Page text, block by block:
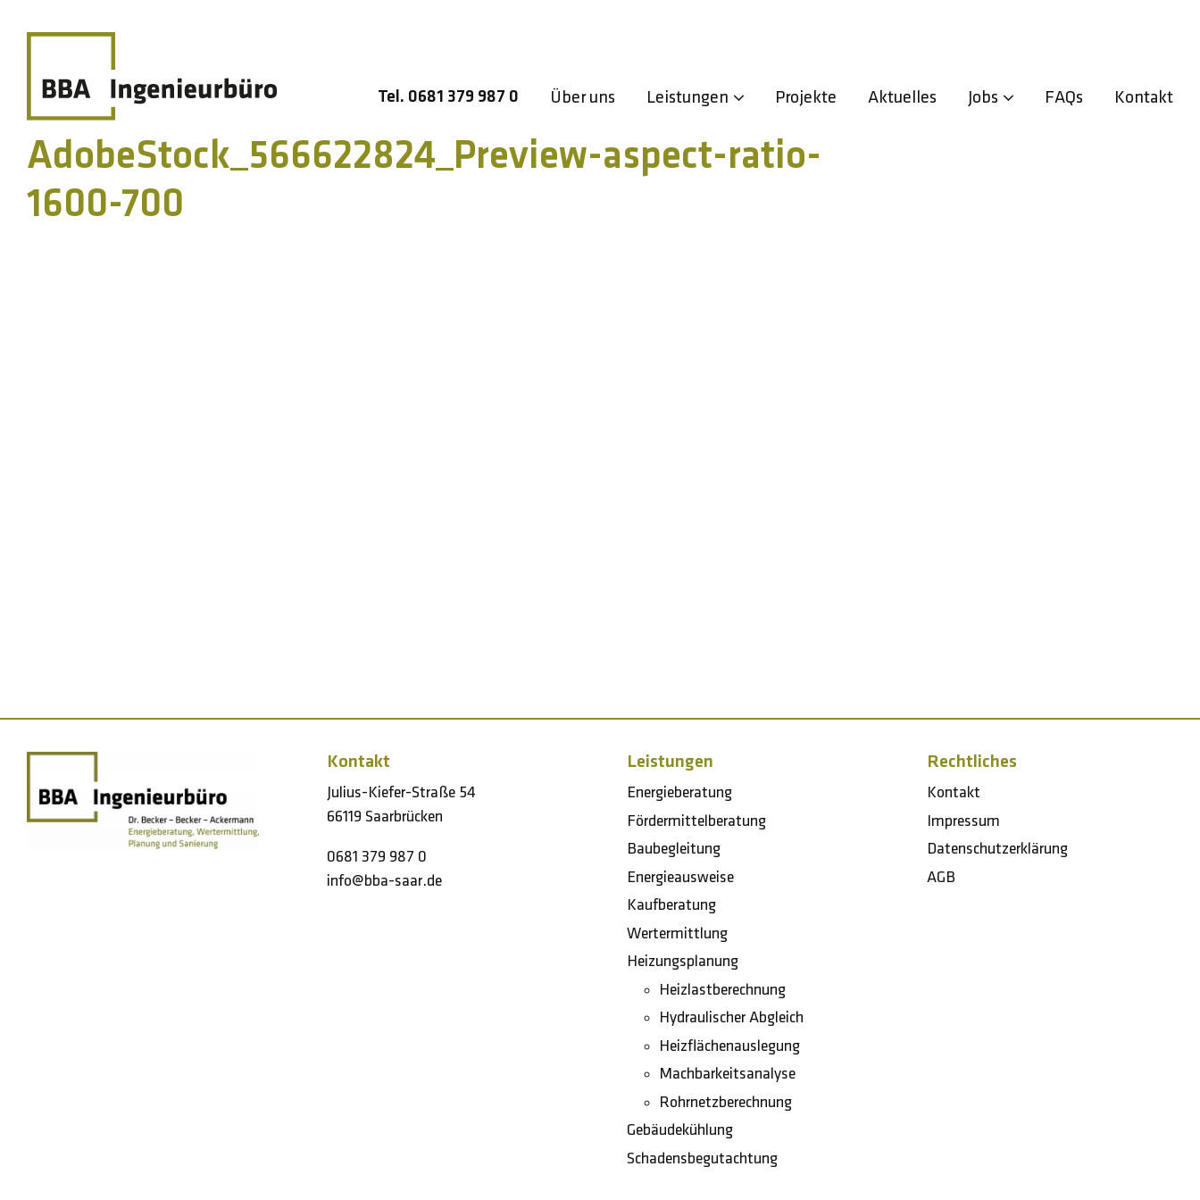
Tel. 0681 379 987 0 Über uns Leistungen Projekte Aktuelles Jobs FAQs Kontakt
AdobeStock_566622824_Preview-aspect-ratio-
1600-700
Kontakt
Julius-Kiefer-Straße 54
66119 Saarbrücken
0681 379 987 0
info@bba-saar.de
Leistungen
Energieberatung
Fördermittelberatung
Baubegleitung
Energieausweise
Kaufberatung
Wertermittlung
Heizungsplanung
Heizlastberechnung
Hydraulischer Abgleich
Heizflächenauslegung
Machbarkeitsanalyse
Rohrnetzberechnung
Gebäudekühlung
Schadensbegutachtung
Rechtliches
Kontakt
Impressum
Datenschutzerklärung
AGB